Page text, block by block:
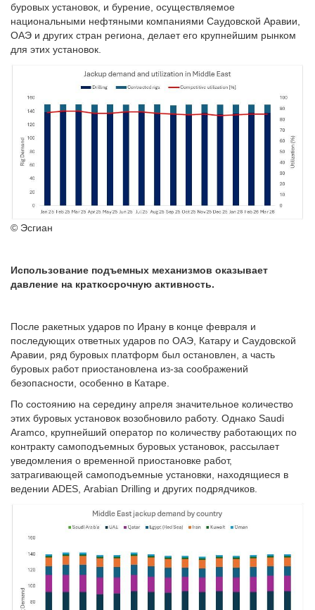
буровых установок, и бурение, осуществляемое
национальными нефтяными компаниями Саудовской Аравии,
ОАЭ и других стран региона, делает его крупнейшим рынком
для этих установок.
© Эсгиан
Использование подъемных механизмов оказывает
давление на краткосрочную активность.
После ракетных ударов по Ирану в конце февраля и
последующих ответных ударов по ОАЭ, Катару и Саудовской
Аравии, ряд буровых платформ был остановлен, а часть
буровых работ приостановлена из-за соображений
безопасности, особенно в Катаре.
По состоянию на середину апреля значительное количество
этих буровых установок возобновило работу. Однако Saudi
Aramco, крупнейший оператор по количеству работающих по
контракту самоподъемных буровых установок, рассылает
уведомления о временной приостановке работ,
затрагивающей самоподъемные установки, находящиеся в
ведении ADES, Arabian Drilling и других подрядчиков.